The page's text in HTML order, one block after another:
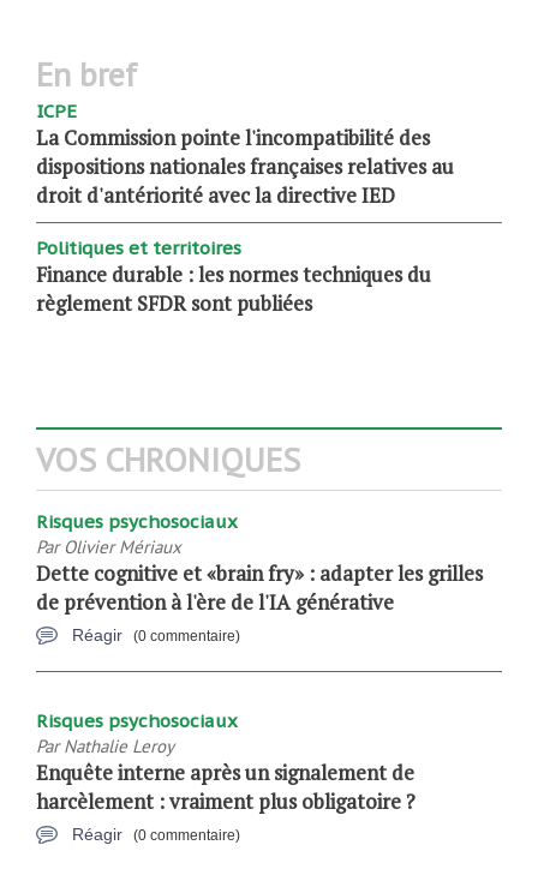
en bref
ICPE
La Commission pointe l'incompatibilité des
dispositions nationales françaises relatives au
droit d'antériorité avec la directive IED
Politiques et territoires
Finance durable : les normes techniques du
règlement SFDR sont publiées
VOS CHRONIQUES
Risques psychosociaux
Par Olivier Mériaux
Dette cognitive et «brain fry» : adapter les grilles
de prévention à l'ère de l'IA générative
Réagir (0 commentaire)
Risques psychosociaux
ParNathalie Leroy
Enquête interne après un signalement de
harcèlement : vraiment plus obligatoire ?
Réagir (0 commentaire)